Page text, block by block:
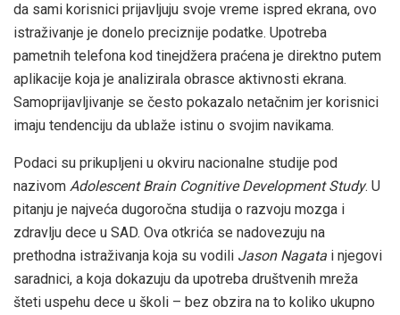
da sami korisnici prijavljuju svoje vreme ispred ekrana, ovo
istraživanje je donelo preciznije podatke. Upotreba
pametnih telefona kod tinejdžera praćena je direktno putem
aplikacije koja je analizirala obrasce aktivnosti ekrana.
Samoprijavljivanje se često pokazalo netačnim jer korisnici
imaju tendenciju da ublaže istinu o svojim navikama.
Podaci su prikupljeni u okviru nacionalne studije pod
nazivom Adolescent Brain Cognitive Development Study. U
pitanju je najveća dugoročna studija o razvoju mozga i
zdravlju dece u SAD. Ova otkrića se nadovezuju na
prethodna istraživanja koja su vodili Jason Nagata i njegovi
saradnici, a koja dokazuju da upotreba društvenih mreža
šteti uspehu dece u školi – bez obzira na to koliko ukupno